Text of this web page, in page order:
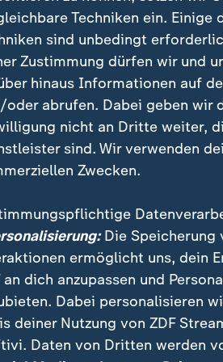
zur
die Quote laut Angaben bei
Krankheiten Alzheimer(41
aber behandelbaren
32 beziehungsweise 29
"immer noch bedenklich
chronisch, aber gut
neuer Therapien:
Früherkennung, Vorsorge
ihren Versicherten auf
Menschen diese wahr.
Techniken ein. Einige
sind unbedingt
Zustimmung dürfen wir und
hinaus Informationen auf
oder abrufen. Dabei geben wir
nicht an Dritte weiter,
sind. Wir verwenden
Zwecken.
Die Speicherung
ermöglicht uns, dein
an dich anzupassen und
Dabei personalisieren
deiner Nutzung von ZDF
Daten von Dritten werden